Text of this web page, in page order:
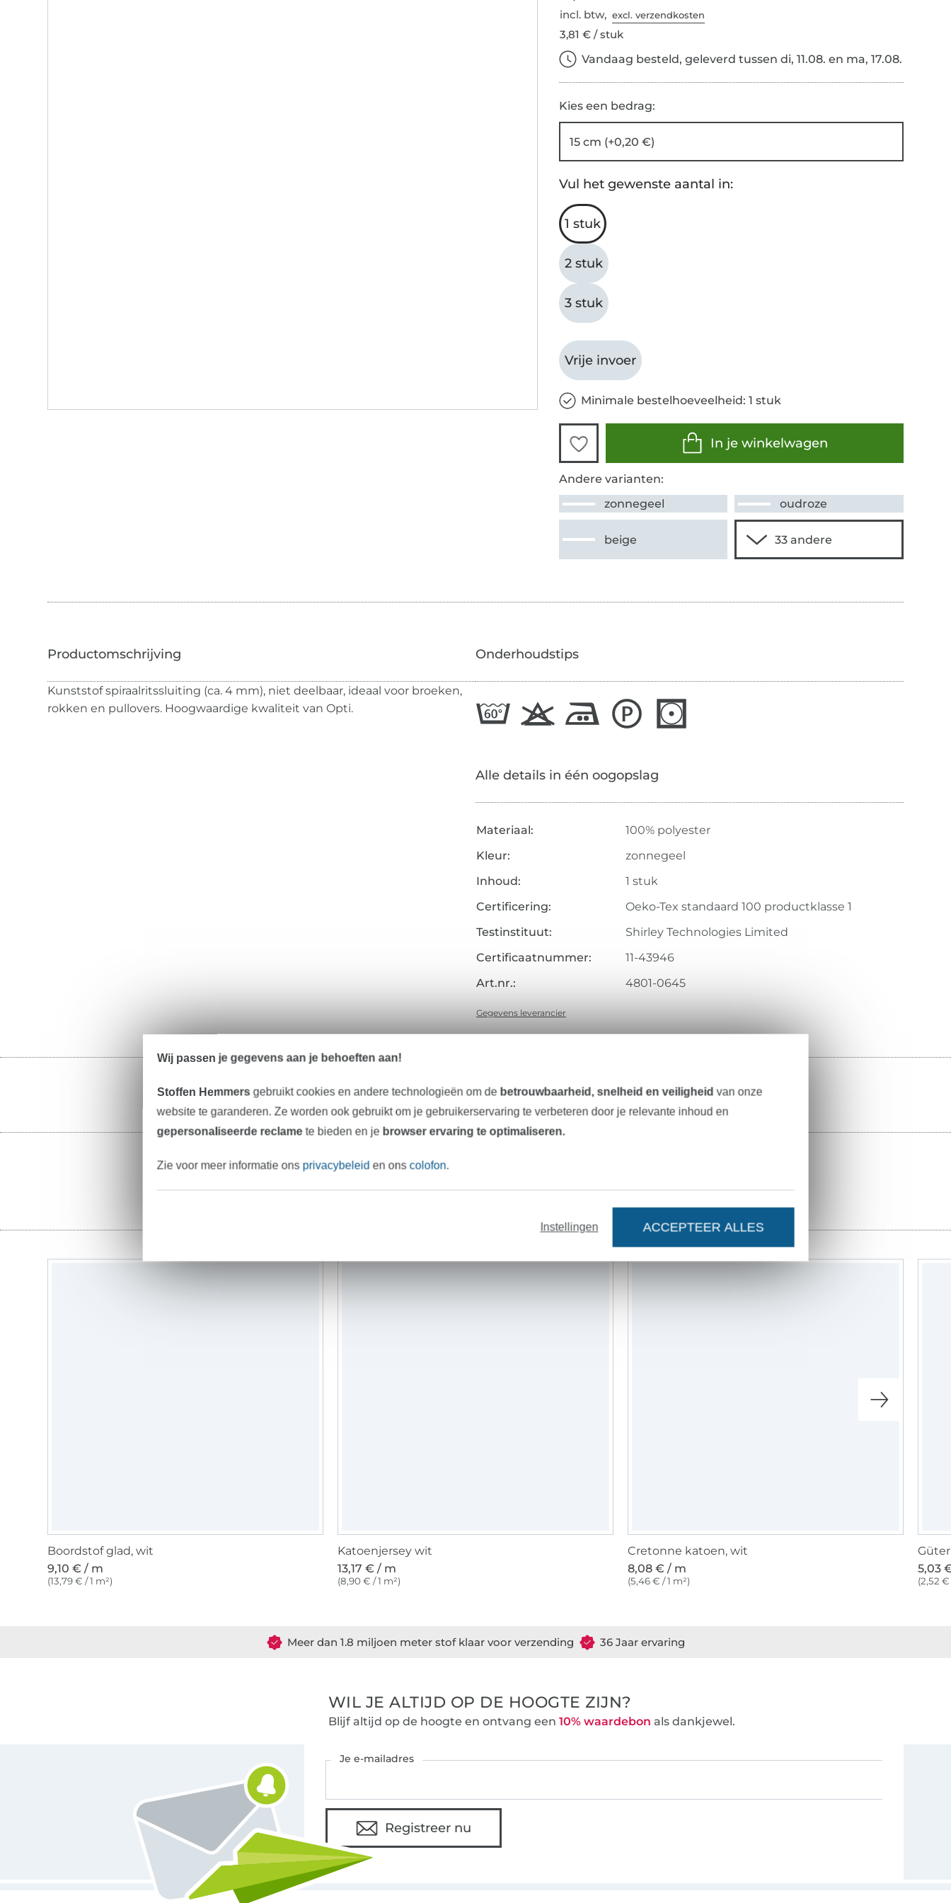
incl. btw,excl. verzendkosten
3,81 € / stuk
Vandaag besteld, geleverd tussen di, 11.08. en ma, 17.08.
Kies een bedrag:
15 cm (+0,20 €)
Vul het gewenste aantal in:
1 stuk
2 stuk
3 stuk
Vrije invoer
Minimale bestelhoeveelheid: 1 stuk
In je winkelwagen
Andere varianten:
zonnegeel
oudroze
beige
Kunststof spiraalritssluiting (ca. 4 mm), niet deelbaar, ideaal voor broeken,
rokken en pullovers. Hoogwaardige kwaliteit van Opti.
Onderhoudstips
Alle details in één oogopslag
Materiaal:
100% polyester
Kleur:
zonnegeel
Inhoud:
1 stuk
Certificering:
Oeko-Tex standaard 100 productklasse 1
Testinstituut:
Shirley Technologies Limited
Certificaatnummer:
11-43946
Art.nr.:
4801-0645
Gegevens leverancier
Onze tip: Dit past er bij
Boordstof glad, wit
9,10 € / m
(13,79 € / 1 m²)
Katoenjersey wit
13,17 € / m
(8,90 € / 1 m²)
Cretonne katoen, wit
8,08 € / m
(5,46 € / 1 m²)
5,03
(2,52
Meer dan 1.8 miljoen meter stof klaar voor verzending 36 Jaar ervaring
WIL JE ALTIJD OP DE HOOGTE ZIJN?
Blijf altijd op de hoogte en ontvang een 10% waardebon als dankjewel.
Je e-mailadres
Registreer nu
Wij passen je gegevens aan je behoeften aan!
Stoffen Hemmers gebruikt cookies en andere technologieën om de betrouwbaarheid, snelheid en veiligheid van onze
website te garanderen. Ze worden ook gebruikt om je gebruikerservaring te verbeteren door je relevante inhoud en
gepersonaliseerde reclamete bieden en je browser ervaring te optimaliseren.
Zie voor meer informatie ons privacybeleid en onscolofon.
Instellingen ACCEPTEER ALLES